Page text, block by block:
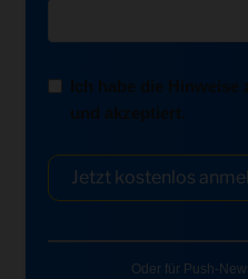
Ich habe die Hinweise
und akzeptiert.
Jetzt kostenlos
Oder für Push-